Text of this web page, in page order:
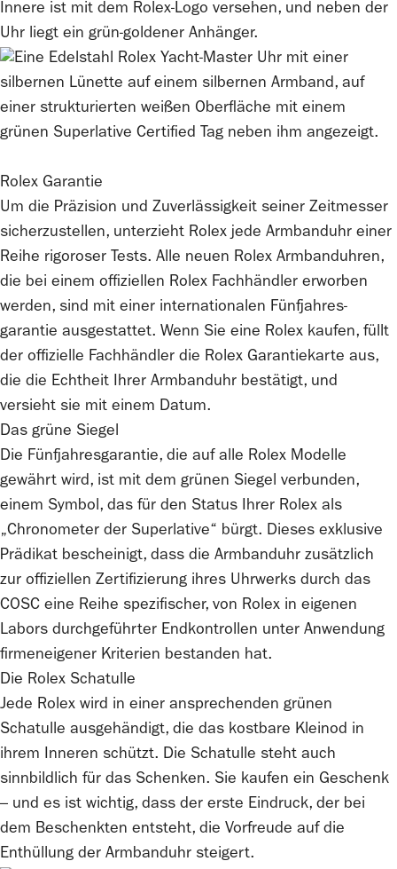
Rolex Garantie
Um die Präzision und Zuverlässigkeit seiner Zeitmesser
sicherzustellen, unterzieht Rolex jede Armbanduhr einer
Reihe rigoroser Tests. Alle neuen Rolex Armbanduhren,
die bei einem offiziellen Rolex Fachhändler erworben
werden, sind mit einer internationalen Fünfjahres­
garantie ausgestattet. Wenn Sie eine Rolex kaufen, füllt
der offizielle Fachhändler die Rolex Garantiekarte aus,
die die Echtheit Ihrer Armbanduhr bestätigt, und
versieht sie mit einem Datum.
Das grüne Siegel
Die Fünfjahresgarantie, die auf alle Rolex Modelle
gewährt wird, ist mit dem grünen Siegel verbunden,
einem Symbol, das für den Status Ihrer Rolex als
„Chronometer der Superlative“ bürgt. Dieses exklusive
Prädikat bescheinigt, dass die Armbanduhr zusätzlich
zur offiziellen Zertifizierung ihres Uhrwerks durch das
COSC eine Reihe spezifischer, von Rolex in eigenen
Labors durchgeführter Endkontrollen unter Anwendung
firmeneigener Kriterien bestanden hat.
Die Rolex Schatulle
Jede Rolex wird in einer ansprechenden grünen
Schatulle ausgehändigt, die das kostbare Kleinod in
ihrem Inneren schützt. Die Schatulle steht auch
sinnbildlich für das Schenken. Sie kaufen ein Geschenk
– und es ist wichtig, dass der erste Eindruck, der bei
dem Beschenkten entsteht, die Vorfreude auf die
Enthüllung der Armbanduhr steigert.